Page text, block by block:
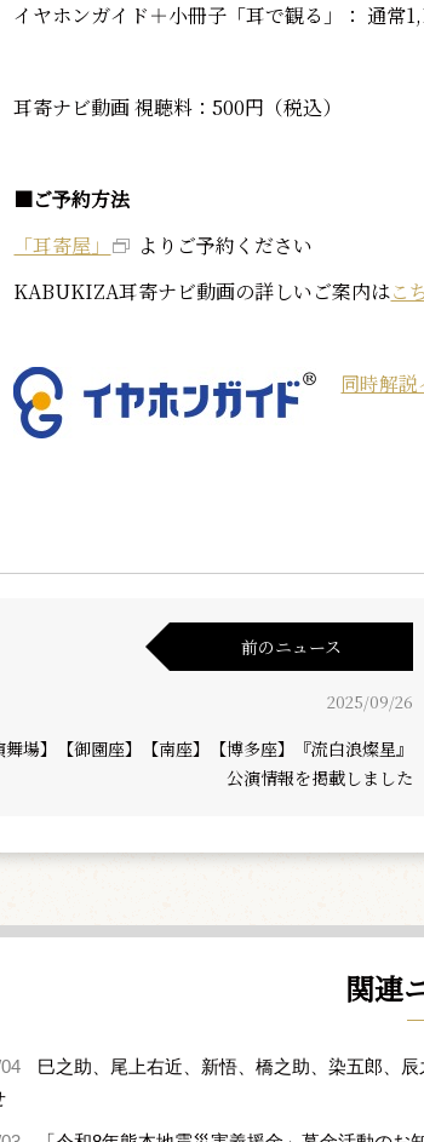
イヤホンガイド＋小冊子「耳で観る」： 通常
耳寄ナビ動画 視聴料：500円（税込）
■ご予約方法
「耳寄屋」
よりご予約ください
KABUKIZA耳寄ナビ動画の詳しいご案内はこ
同時解
前のニュース
2025/09/26
場】【御園座】【南座】【博多座】『流白浪燦星』
公演情報を掲載しました
関連
巳之助、尾上右近、新悟、橋之助、染五郎、